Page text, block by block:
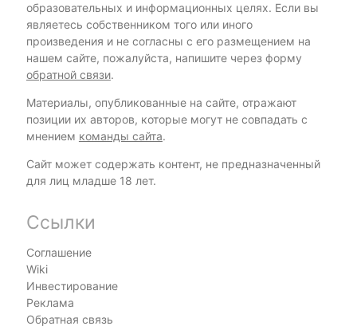
образовательных и информационных целях. Если вы
являетесь собственником того или иного
произведения и не согласны с его размещением на
нашем сайте, пожалуйста, напишите через форму
обратной связи.
Материалы, опубликованные на сайте, отражают
позиции их авторов, которые могут не совпадать с
мнением команды сайта.
Сайт может содержать контент, не предназначенный
для лиц младше 18 лет.
Ссылки
Соглашение
Wiki
Инвестирование
Реклама
Обратная связь